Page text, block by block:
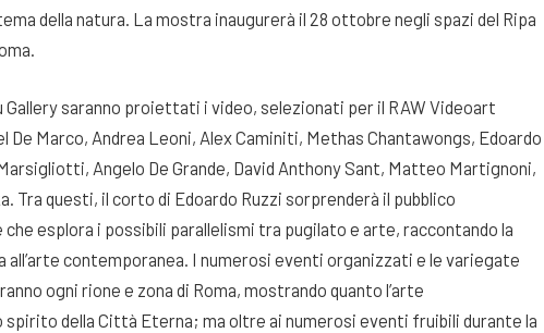
della natura. La mostra inaugurerà il 28 ottobre negli spazi del Ripa
saranno proiettati i video, selezionati per il RAW Videoart
De Marco, Andrea Leoni, Alex Caminiti, Methas Chantawongs, Edoardo
Angelo De Grande, David Anthony Sant, Matteo Martignoni,
Tra questi, il corto di Edoardo Ruzzi sorprenderà il pubblico
esplora i possibili parallelismi tra pugilato e arte, raccontando la
all’arte contemporanea. I numerosi eventi organizzati e le variegate
ogni rione e zona di Roma, mostrando quanto l’arte
spirito della Città Eterna; ma oltre ai numerosi eventi fruibili durante la